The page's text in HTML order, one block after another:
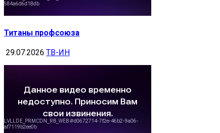
Титаны профсоюза
29.07.2026 ТВ-ИН